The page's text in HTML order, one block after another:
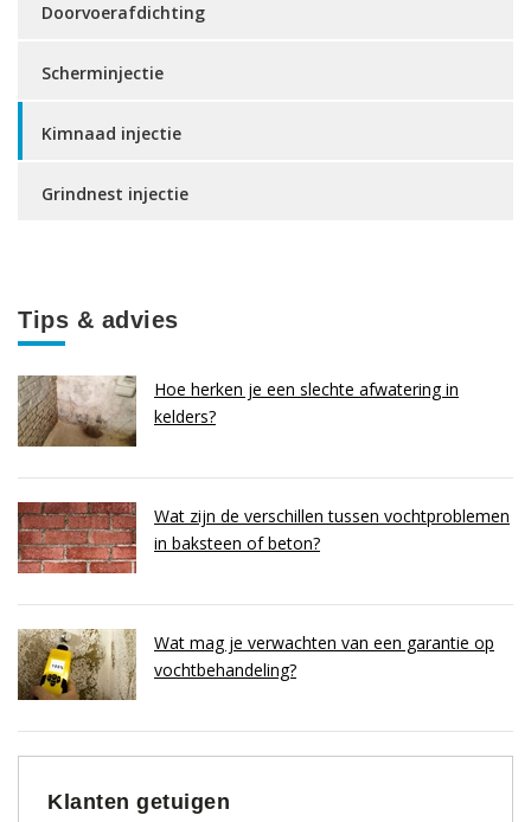
Doorvoerafdichting
Scherminjectie
Kimnaad injectie
Grindnest injectie
Tips & advies
Hoe herken je een slechte afwatering in
kelders?
Wat zijn de verschillen tussen vochtproblemen
in baksteen of beton?
Wat mag je verwachten van een garantie op
vochtbehandeling?
Klanten getuigen